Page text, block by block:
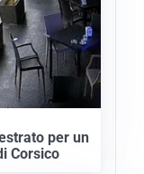
per un
Corsico